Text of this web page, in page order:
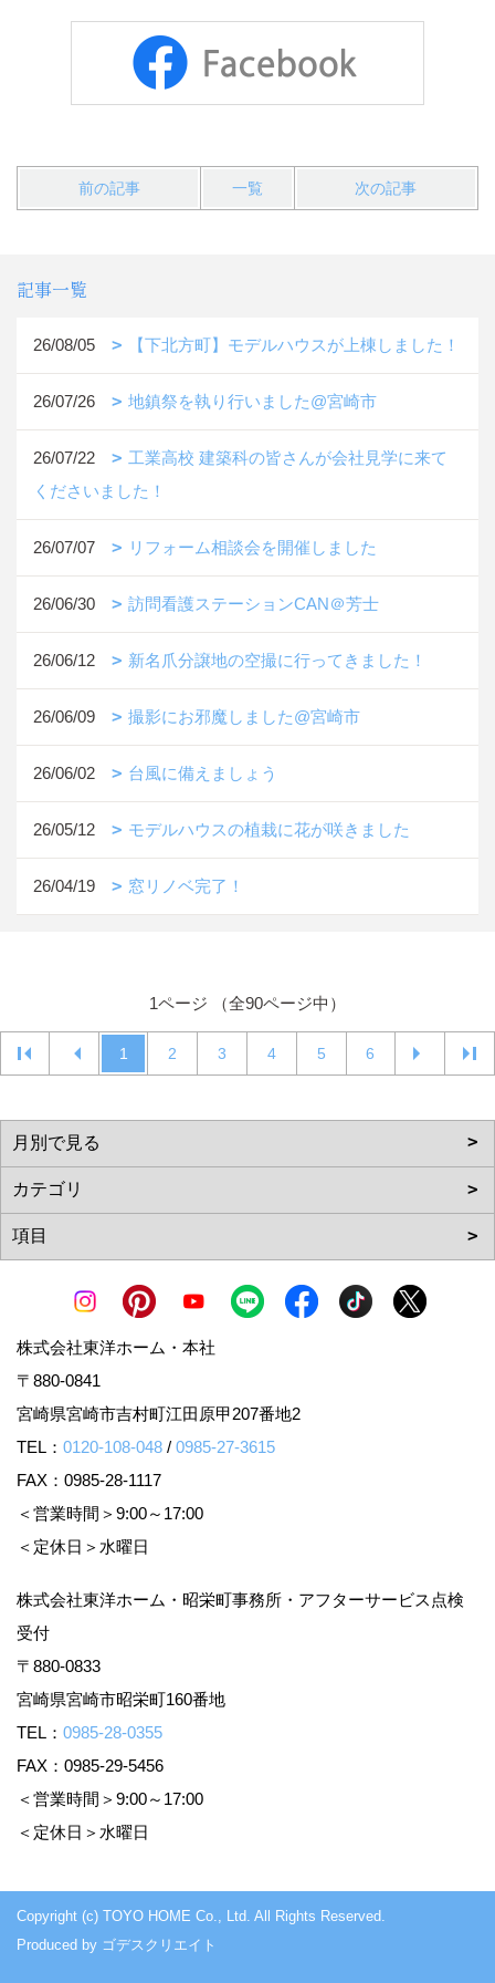
前の記事 一覧 次の記事
記事一覧
26/08/05 【下北方町】モデルハウスが上棟しました！
26/07/26 地鎮祭を執り行いました@宮崎市
26/07/22
工業高校 建築科の皆さんが会社見学に来て
くださいました！
26/07/07 リフォーム相談会を開催しました
26/06/30 訪問看護ステーションCAN＠芳士
26/06/12 新名爪分譲地の空撮に行ってきました！
26/06/09 撮影にお邪魔しました@宮崎市
26/06/02 台風に備えましょう
26/05/12 モデルハウスの植栽に花が咲きました
26/04/19 窓リノベ完了！
1ページ （全90ページ中）
1 2 3 4 5 6
株式会社東洋ホーム・本社
〒880-0841
宮崎県宮崎市吉村町江田原甲207番地2
TEL： 0120-108-048 / 0985-27-3615
FAX：0985-28-1117
＜営業時間＞9:00～17:00
＜定休日＞水曜日
株式会社東洋ホーム・昭栄町事務所・アフターサービス点検
受付
〒880-0833
宮崎県宮崎市昭栄町160番地
TEL： 0985-28-0355
FAX：0985-29-5456
＜営業時間＞9:00～17:00
＜定休日＞水曜日
Copyright (c) TOYO HOME Co., Ltd. All Rights Reserved.
Produced by ゴデスクリエイト